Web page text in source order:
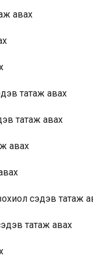
авах
татаж авах
татаж авах
авах
сэдэв татаж
татаж авах